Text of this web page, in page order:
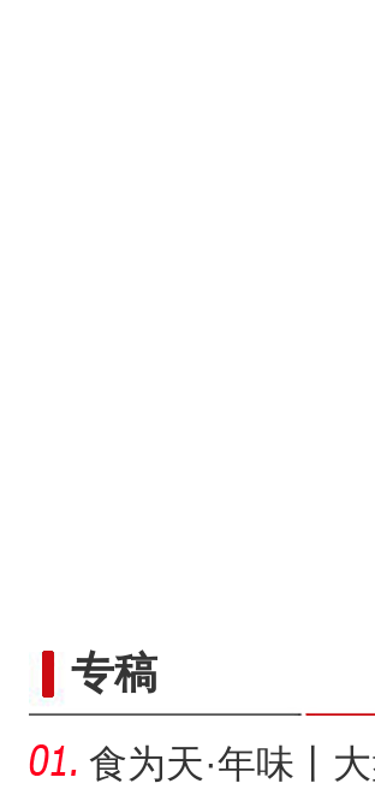
专稿
食为天·年味丨